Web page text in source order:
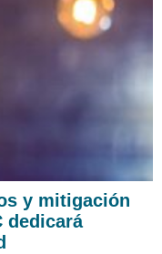
y mitigación
dedicará